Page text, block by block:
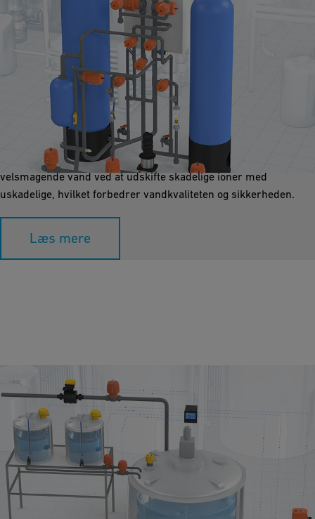
Ionbytning
Systemet fjerner uønskede ioner som calcium og magnesium
samt forurenende stoffer som bly og nitrater. Det blødgør hårdt
vand, forhindrer kalkudbygning i rørsystemer og sikrer sikkert,
velsmagende vand ved at udskifte skadelige ioner med
uskadelige, hvilket forbedrer vandkvaliteten og sikkerheden.
Læs mere
Neutralisering